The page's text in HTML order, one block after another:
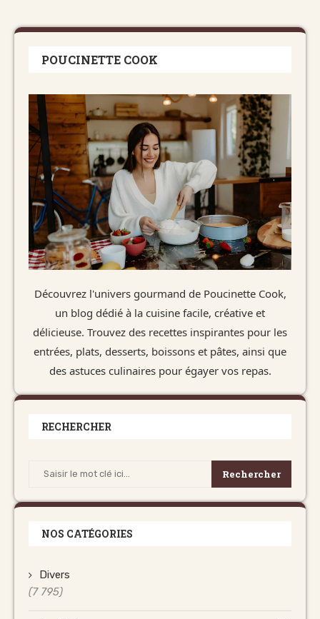
POUCINETTE COOK
Découvrez l'univers gourmand de Poucinette Cook,
un blog dédié à la cuisine facile, créative et
délicieuse. Trouvez des recettes inspirantes pour les
entrées, plats, desserts, boissons et pâtes, ainsi que
des astuces culinaires pour égayer vos repas.
RECHERCHER
Rechercher
NOS CATÉGORIES
Divers
(7 795)